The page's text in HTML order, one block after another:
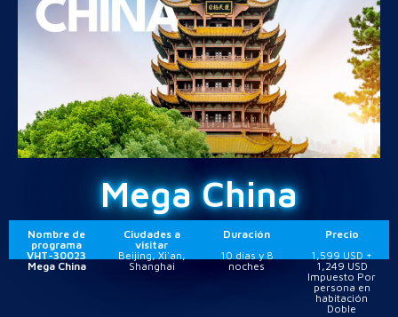
Mega China
Nombre de
programa
Ciudades a
visitar
Duración
Precio
VHT-30023
Mega China
Beijing, Xi'an,
Shanghai
10 días y 8
noches
1,599 USD +
1,249 USD
Impuesto Por
persona en
habitación
Doble